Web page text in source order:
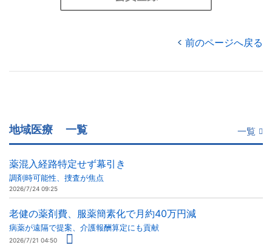
前のページへ戻る
地域医療 一覧 一覧
薬混入経路特定せず幕引き
調剤時可能性、捜査が焦点
2026/7/24 09:25
老健の薬剤費、服薬簡素化で月約40万円減
病薬が遠隔で提案、介護報酬算定にも貢献
2026/7/21 04:50